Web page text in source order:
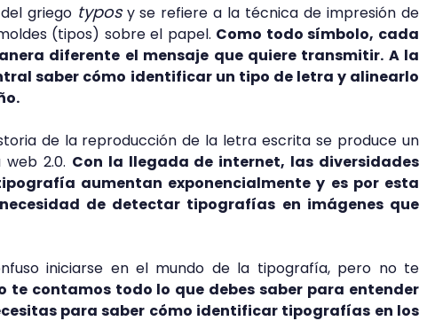
griego typosy se refiere a la técnica de impresión de
(tipos) sobre el papel. Como todo símbolo, cada
diferente el mensaje que quiere transmitir. A la
saber cómo identificar un tipo de letra y alinearlo
de la reproducción de la letra escrita se produce un
2.0. Con la llegada de internet, las diversidades
aumentan exponencialmente y es por esta
de detectar tipografías en imágenes que
iniciarse en el mundo de la tipografía, pero no te
te contamos todo lo que debes saber para entender
para saber cómo identificar tipografías en los